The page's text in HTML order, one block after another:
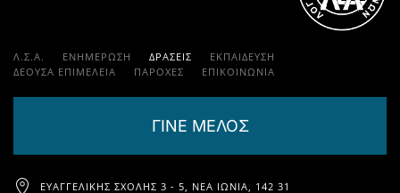
Λ.Σ.Α. ΕΝΗΜΕΡΩΣΗ ΔΡΑΣΕΙΣ
ΕΚΠΑΊΔΕΥΣΗ
ΔΕΟΥΣΑ ΕΠΙΜΕΛΕΙΑ
ΠΑΡΟΧΈΣ ΕΠΙΚΟΙΝΩΝΊΑ
ΓΙΝΕ ΜΕΛΟΣ
ΕΥΑΓΓΕΛΙΚΉΣ ΣΧΟΛΉΣ 3 - 5, ΝΈΑ ΙΩΝΊΑ, 142 31